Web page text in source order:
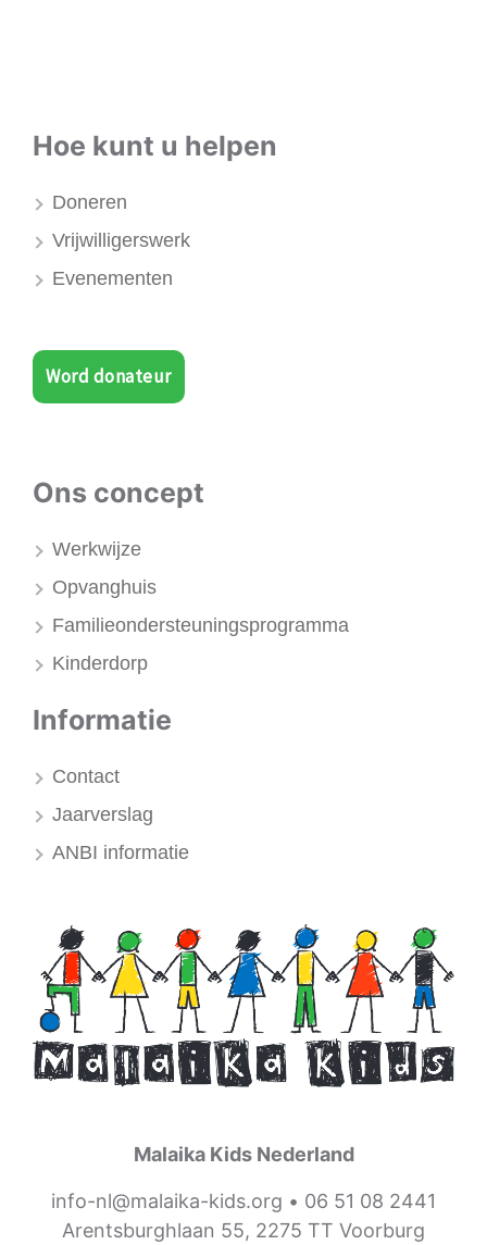
Hoe kunt u helpen
Doneren
Vrijwilligerswerk
Evenementen
Word donateur
Ons concept
Werkwijze
Opvanghuis
Familieondersteuningsprogramma
Kinderdorp
Informatie
Contact
Jaarverslag
ANBI informatie
Malaika Kids Nederland
info-nl@malaika-kids.org • 06 51 08 2441
Arentsburghlaan 55, 2275 TT Voorburg